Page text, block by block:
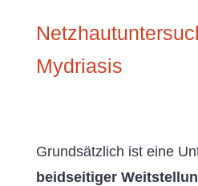
Mydriasis
Grundsätzlich ist eine
beidseitiger